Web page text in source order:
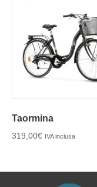
Taormina
319,00€ IVA inclusa